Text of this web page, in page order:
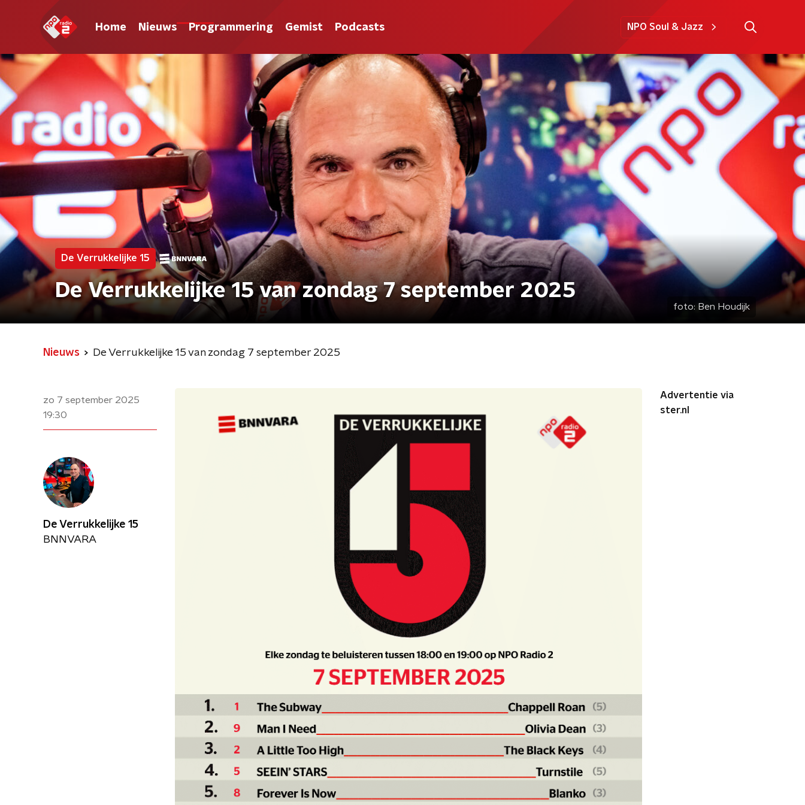
Home Nieuws Programmering Gemist Podcasts NPO Soul & Jazz
De Verrukkelijke 15
De Verrukkelijke 15 van zondag 7 september 2025
foto: Ben Houdijk
Nieuws De Verrukkelijke 15 van zondag 7 september 2025
zo 7 september 2025
19:30
Advertentie via
ster.nl
De Verrukkelijke 15
BNNVARA